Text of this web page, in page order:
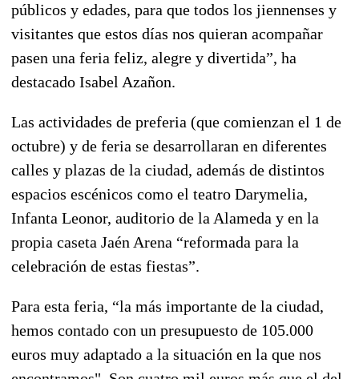
públicos y edades, para que todos los jiennenses y
visitantes que estos días nos quieran acompañar
pasen una feria feliz, alegre y divertida”, ha
destacado Isabel Azañon.
Las actividades de preferia (que comienzan el 1 de
octubre) y de feria se desarrollaran en diferentes
calles y plazas de la ciudad, además de distintos
espacios escénicos como el teatro Darymelia,
Infanta Leonor, auditorio de la Alameda y en la
propia caseta Jaén Arena “reformada para la
celebración de estas fiestas”.
Para esta feria, “la más importante de la ciudad,
hemos contado con un presupuesto de 105.000
euros muy adaptado a la situación en la que nos